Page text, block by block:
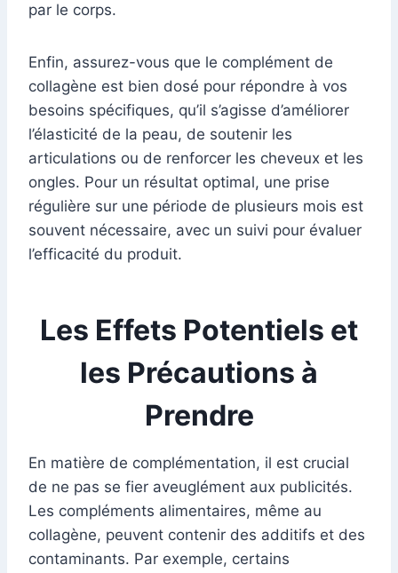
par le corps.
Enfin, assurez-vous que le complément de
collagène est bien dosé pour répondre à vos
besoins spécifiques, qu’il s’agisse d’améliorer
l’élasticité de la peau, de soutenir les
articulations ou de renforcer les cheveux et les
ongles. Pour un résultat optimal, une prise
régulière sur une période de plusieurs mois est
souvent nécessaire, avec un suivi pour évaluer
l’efficacité du produit.
Les Effets Potentiels et
les Précautions à
Prendre
En matière de complémentation, il est crucial
de ne pas se fier aveuglément aux publicités.
Les compléments alimentaires, même au
collagène, peuvent contenir des additifs et des
contaminants. Par exemple, certains